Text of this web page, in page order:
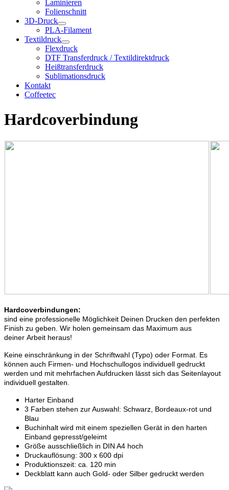
Laminieren
Folienschnitt
3D-Druck
PLA-Filament
Textildruck
Flexdruck
DTF Transferdruck / Textildirektdruck
Heißtransferdruck
Sublimationsdruck
Kontakt
Coffeetec
Hardcoverbindung
Hardcoverbindungen:
sind eine professionelle Möglichkeit Deinen Drucken den perfekten
Finish zu geben. Wir holen gemeinsam das Maximum aus
deiner Arbeit heraus!
Keine einschränkung in der Schriftwahl (Typo) oder Format. Es
können auch Firmen- und Hochschullogos individuell gedruckt
werden und mit mehrfachen Aufdrucken lässt sich das Seitenlayout
individuell gestalten.
Harter Einband
3 Farben stehen zur Auswahl: Schwarz, Bordeaux-rot und
Blau
Buchinhalt wird mit einem speziellen Gerät in den harten
Einband gepresst/geleimt
Größe ausschließlich in DIN A4 hoch
Druckauflösung: 300 x 600 dpi
Produktionszeit: ca. 120 min
Deckblatt kann auch Gold- oder Silber gedruckt werden